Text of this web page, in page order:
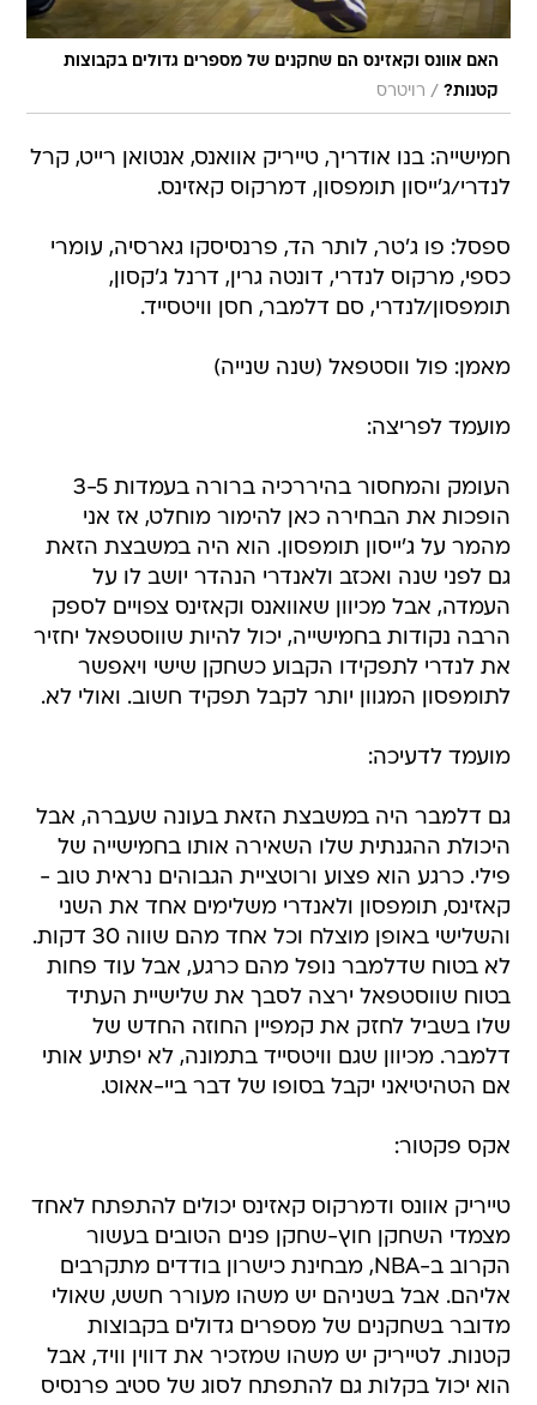
קטנות?
/ רויטרס
חמישייה: בנו אודריך, טייריק אוואנס, אנטואן רייט, קרל
ספסל: פו ג'טר, לותר הד, פרנסיסקו גארסיה, עומרי
תומפסון/לנדרי, סם דלמבר, חסן וויטסייד.
מאמן: פול ווסטפאל (שנה שנייה)
מועמד לפריצה:
מהמר על ג'ייסון תומפסון. הוא היה במשבצת הזאת
גם לפני שנה ואכזב ולאנדרי הנהדר יושב לו על
העמדה, אבל מכיוון שאוואנס וקאזינס צפויים לספק
הרבה נקודות בחמישייה, יכול להיות שווסטפאל יחזיר
את לנדרי לתפקידו הקבוע כשחקן שישי ויאפשר
לתומפסון המגוון יותר לקבל תפקיד חשוב. ואולי לא.
מועמד לדעיכה:
גם דלמבר היה במשבצת הזאת בעונה שעברה, אבל
פילי. כרגע הוא פצוע ורוטציית הגבוהים נראית טוב -
קאזינס, תומפסון ולאנדרי משלימים אחד את השני
והשלישי באופן מוצלח וכל אחד מהם שווה 30 דקות.
לא בטוח שדלמבר נופל מהם כרגע, אבל עוד פחות
בטוח שווסטפאל ירצה לסבך את שלישיית העתיד
שלו בשביל לחזק את קמפיין החוזה החדש של
דלמבר. מכיוון שגם וויטסייד בתמונה, לא יפתיע אותי
אם הטהיטיאני יקבל בסופו של דבר ביי-אאוט.
אקס פקטור:
טייריק אוונס ודמרקוס קאזינס יכולים להתפתח לאחד
הקרוב ב-NBA, מבחינת כישרון בודדים מתקרבים
אליהם. אבל בשניהם יש משהו מעורר חשש, שאולי
מדובר בשחקנים של מספרים גדולים בקבוצות
קטנות. לטייריק יש משהו שמזכיר את דווין וויד, אבל
הוא יכול בקלות גם להתפתח לסוג של סטיב פרנסיס
כזה שלא מסוגל להפוך את החברים לטובים יותר ולא
עושה את קפיצת המדרגה הנוספת.